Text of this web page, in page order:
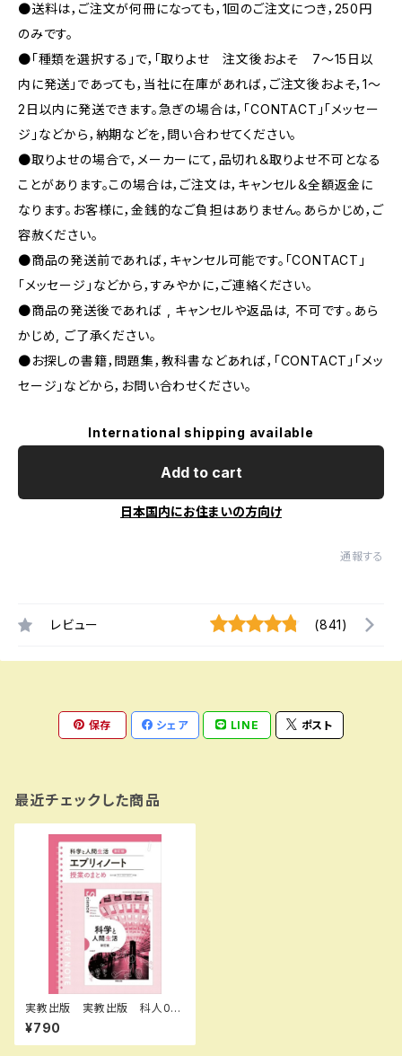
●送料は，ご注文が何冊になっても，1回のご注文につき，250円
のみです。
●「種類を選択する」で，「取りよせ 注文後およそ 7〜15日以
内に発送」であっても，当社に在庫があれば，ご注文後およそ，1〜
2日以内に発送できます。急ぎの場合は，「CONTACT」「メッセー
ジ」などから，納期などを，問い合わせてください。
●取りよせの場合で，メーカーにて，品切れ＆取りよせ不可となる
ことがあります。この場合は，ご注文は，キャンセル＆全額返金に
なります。お客様に，金銭的なご負担はありません。あらかじめ，ご
容赦ください。
●商品の発送前であれば，キャンセル可能です。「CONTACT」
「メッセージ」などから，すみやかに，ご連絡ください。
●商品の発送後であれば , キャンセルや返品は, 不可です｡あら
かじめ, ご了承ください｡
●お探しの書籍，問題集，教科書などあれば，「CONTACT」「メッ
セージ」などから，お問い合わせください。
International shipping available
Add to cart
日本国内にお住まいの方向け
通報する
レビュー (841)
保存 シェア LINE ポスト
最近チェックした商品
実教出版 実教出版 科人00
7-901 科学と人間生活 新訂
版 エブリィノート 新品 問
題集本体のみ別冊解答なし 新
¥790